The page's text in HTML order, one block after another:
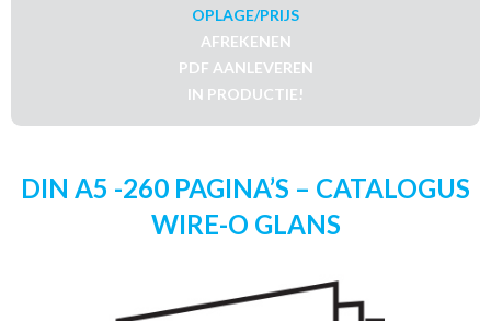
OPLAGE/PRIJS
AFREKENEN
PDF AANLEVEREN
IN PRODUCTIE!
DIN A5 -260 PAGINA’S – CATALOGUS
WIRE-O GLANS